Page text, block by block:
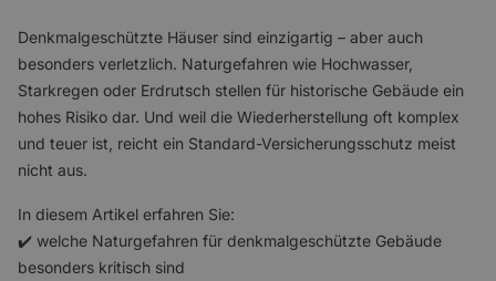
Denkmalgeschützte Häuser sind einzigartig – aber auch
besonders verletzlich. Naturgefahren wie Hochwasser,
Starkregen oder Erdrutsch stellen für historische Gebäude ein
hohes Risiko dar. Und weil die Wiederherstellung oft komplex
und teuer ist, reicht ein Standard-Versicherungsschutz meist
nicht aus.
In diesem Artikel erfahren Sie:
✔️ welche Naturgefahren für denkmalgeschützte Gebäude
besonders kritisch sind